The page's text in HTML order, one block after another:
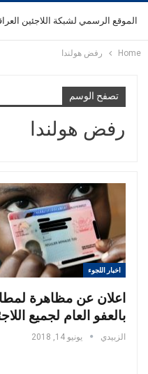
الموقع الرسمي لشبكة اللاجئين
Home رفض هولندا
تصفح الوسم
رفض هولندا
اخبار اللجوء
اعلان عن مظاهرة
بالعفو العام لجميع اللاجئين
الزبيدي يونيو 14, 2018